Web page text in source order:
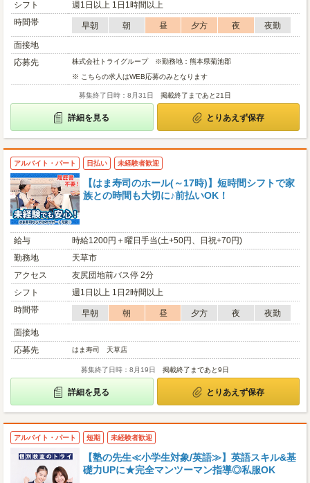
シフト
週1日以上 1日1時間以上
時間帯
早朝 朝 昼 夕方 夜
夜勤
面接地
応募先
株式会社トライグループ ※勤務地：熊本県菊池郡
※ こちらの求人はWEB応募のみとなります
募集終了日時：8月31日 掲載終了まであと21日
詳細を見る とりあえず保存
アルバイト・パート 日払い 未経験者歓迎
【はま寿司のホール(～17時)】短時間シフトで家
族との時間も大切に♪前払いOK！
給与
時給1200円＋曜日手当(土+50円、日祝+70円)
勤務地
天草市
アクセス
友尻団地前バス停 2分
シフト
週1日以上 1日2時間以上
時間帯
早朝 朝 昼 夕方 夜
夜勤
面接地
応募先
はま寿司 天草店
募集終了日時：8月19日 掲載終了まであと9日
詳細を見る とりあえず保存
アルバイト・パート 短期 未経験者歓迎
【塾の先生≪小学生対象/英語≫】英語スキル&基
礎力UPに★完全マンツーマン指導◎私服OK